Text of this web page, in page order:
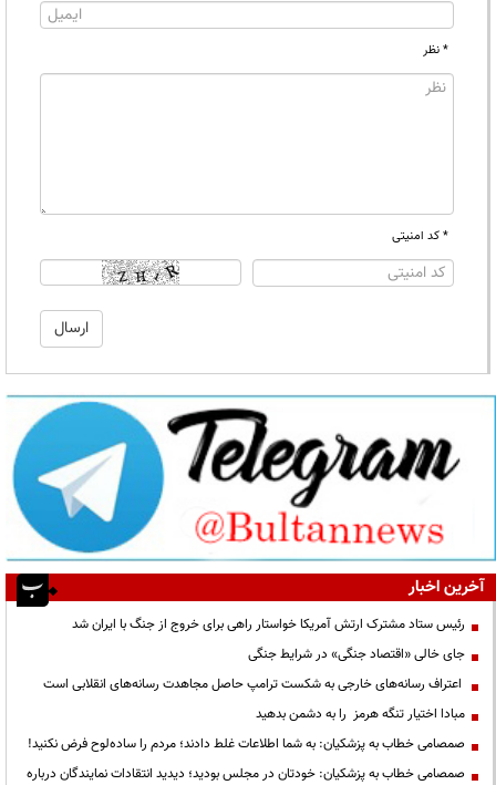
* نظر
* کد امنیتی
آخرین اخبار
رئیس ستاد مشترک ارتش آمریکا خواستار راهی برای خروج از جنگ با ایران شد
جای خالی «اقتصاد جنگی» در شرایط جنگی
اعتراف رسانه‌های خارجی به شکست ترامپ حاصل مجاهدت رسانه‌های انقلابی است
مبادا اختیار تنگه هرمز را به دشمن بدهید
صمصامی خطاب به پزشکیان: به شما اطلاعات غلط دادند؛ مردم را ساده‌لوح فرض نکنید!
صمصامی خطاب به پزشکیان: خودتان در مجلس بودید؛ دیدید انتقادات نمایندگان درباره